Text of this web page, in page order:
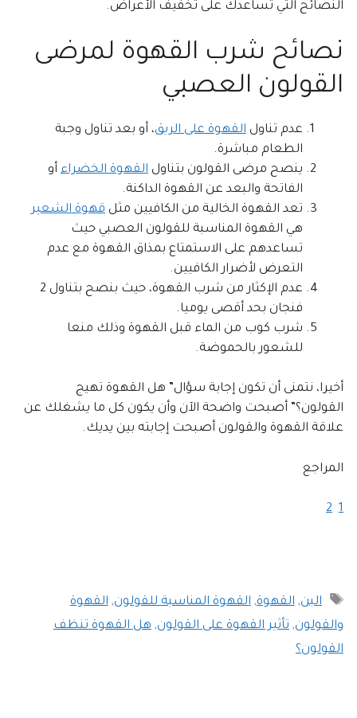
النصائح التي تساعدك على تخفيف الأعراض.
نصائح شرب القهوة لمرضى
القولون العصبي
عدم تناول القهوة على الريق، أو بعد تناول وجبة
الطعام مباشرة.
ينصح مرضى القولون بتناول القهوة الخضراء أو
الفاتحة والبعد عن القهوة الداكنة.
تعد القهوة الخالية من الكافيين مثل قهوة الشعير
هي القهوة المناسبة للقولون العصبي حيث
تساعدهم على الاستمتاع بمذاق القهوة مع عدم
التعرض لأضرار الكافيين.
عدم الإكثار من شرب القهوة، حيث بنصح بتناول 2
فنجان بحد أقصى يوميا.
شرب كوب من الماء قبل القهوة وذلك منعا
للشعور بالحموضة.
أخيرا، نتمنى أن تكون إجابة سؤال” هل القهوة تهيج
القولون؟” أصبحت واضحة الآن وأن يكون كل ما يشغلك عن
علاقة القهوة والقولون أصبحت إجابته بين يديك.
المراجع
1
2
الوسوم
البن,القهوة,القهوة المناسبة للقولون,القهوة
والقولون, تأثير القهوة على القولون, هل القهوة تنظف
القولون؟